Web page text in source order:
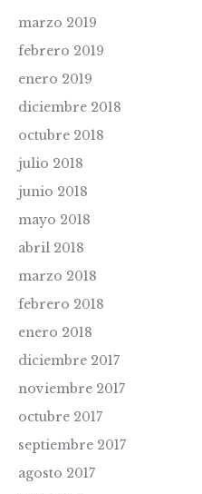
marzo 2019
febrero 2019
enero 2019
diciembre 2018
octubre 2018
julio 2018
junio 2018
mayo 2018
abril 2018
marzo 2018
febrero 2018
enero 2018
diciembre 2017
noviembre 2017
octubre 2017
septiembre 2017
agosto 2017